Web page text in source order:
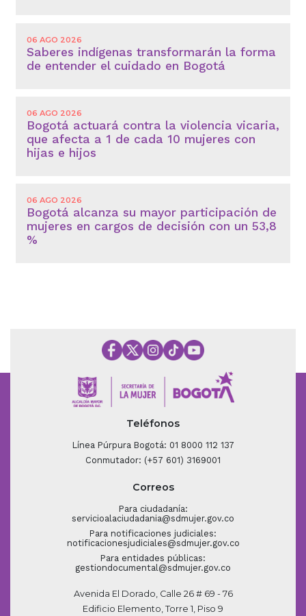
06 AGO 2026
Saberes indígenas transformarán la forma
de entender el cuidado en Bogotá
06 AGO 2026
Bogotá actuará contra la violencia vicaria,
que afecta a 1 de cada 10 mujeres con
hijas e hijos
06 AGO 2026
Bogotá alcanza su mayor participación de
mujeres en cargos de decisión con un 53,8
%
Teléfonos
Línea Púrpura Bogotá: 01 8000 112 137
Conmutador: (+57 601) 3169001
Correos
Para ciudadanía:
servicioalaciudadania@sdmujer.gov.co
Para notificaciones judiciales:
notificacionesjudiciales@sdmujer.gov.co
Para entidades públicas:
gestiondocumental@sdmujer.gov.co
Avenida El Dorado, Calle 26 # 69 - 76
Edificio Elemento, Torre 1, Piso 9